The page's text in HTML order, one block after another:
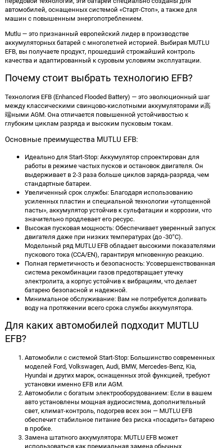
автомобилей, оснащенных системой «Старт-Стоп», а также для
машин с повышенным энергопотреблением.
Mutlu — это признанный европейский лидер в производстве
аккумуляторных батарей с многолетней историей. Выбирая MUTLU
EFB, вы получаете продукт, прошедший строжайший контроль
качества и адаптированный к суровым условиям эксплуатации.
Почему стоит выбрать технологию EFB?
Технология EFB (Enhanced Flooded Battery) — это эволюционный шаг
между классическими свинцово-кислотными аккумуляторами и高
端ными AGM. Она отличается повышенной устойчивостью к
глубоким циклам разряда и высоким пусковым токам.
Основные преимущества MUTLU EFB:
Идеально для Start-Stop: Аккумулятор спроектирован для
работы в режиме частых пусков и остановок двигателя. Он
выдерживает в 2-3 раза больше циклов заряда-разряда, чем
стандартные батареи.
Увеличенный срок службы: Благодаря использованию
усиленных пластин и специальной технологии «утолщенной
пасты», аккумулятор устойчив к сульфатации и коррозии, что
значительно продлевает его ресурс.
Высокая пусковая мощность: Обеспечивает уверенный запуск
двигателя даже при низких температурах (до -30°C).
Модельный ряд MUTLU EFB обладает высокими показателями
пускового тока (CCA/EN), гарантируя мгновенную реакцию.
Полная герметичность и безопасность: Усовершенствованная
система рекомбинации газов предотвращает утечку
электролита, а корпус устойчив к вибрациям, что делает
батарею безопасной и надежной.
Минимальное обслуживание: Вам не потребуется доливать
воду на протяжении всего срока службы аккумулятора.
Для каких автомобилей подходит MUTLU
EFB?
Автомобили с системой Start-Stop: Большинство современных
моделей Ford, Volkswagen, Audi, BMW, Mercedes-Benz, Kia,
Hyundai и других марок, оснащенных этой функцией, требуют
установки именно EFB или AGM.
Автомобили с богатым электрооборудованием: Если в вашем
авто установлены мощная аудиосистема, дополнительный
свет, климат-контроль, подогрев всех зон — MUTLU EFB
обеспечит стабильное питание без риска «посадить» батарею
в пробке.
Замена штатного аккумулятора: MUTLU EFB может
использоваться как премиальная замена обычных